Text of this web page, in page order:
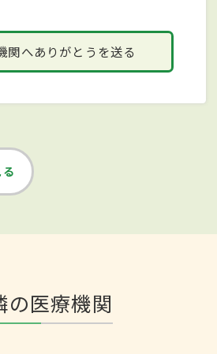
関へありがとうを送る
の医療機関